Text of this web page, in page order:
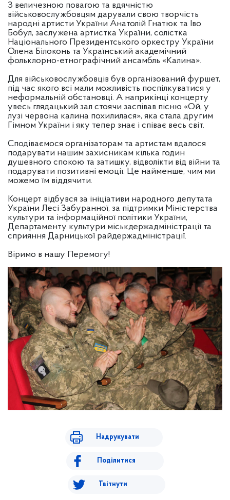
З величезною повагою та вдячністю
військовослужбовцям дарували свою творчість
народні артисти України Анатолій Гнатюк та Іво
Бобул, заслужена артистка України, солістка
Національного Президентського оркестру України
Олена Білоконь та Український академічний
фольклорно-етнографічний ансамбль «Калина».
Для військовослужбовців був організований фуршет,
під час якого всі мали можливість поспілкуватися у
неформальній обстановці. А наприкінці концерту
увесь глядацький зал стоячи заспівав пісню «Ой, у
лузі червона калина похилилася», яка стала другим
Гімном України і яку тепер знає і співає весь світ.
Сподіваємося організаторам та артистам вдалося
подарувати нашим захисникам кілька годин
душевного спокою та затишку, відволікти від війни та
подарувати позитивні емоції. Це найменше, чим ми
можемо їм віддячити.
Концерт відбувся за ініціативи народного депутата
України Лесі Забуранної, за підтримки Міністерства
культури та інформаційної політики України,
Департаменту культури міськдержадміністрації та
сприяння Дарницької райдержадміністрації.
Віримо в нашу Перемогу!
Надрукувати
Поділитися
Твітнути